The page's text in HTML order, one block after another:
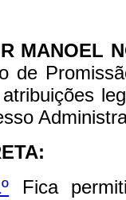
MANOEL
de
Fica